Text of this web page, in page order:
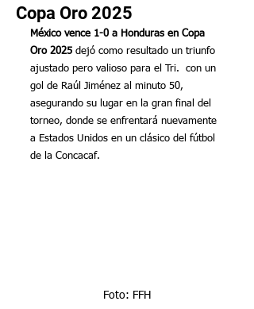
Copa Oro 2025
México vence 1-0 a Honduras en Copa
Oro 2025 dejó como resultado un triunfo
ajustado pero valioso para el Tri.  con un
gol de Raúl Jiménez al minuto 50,
asegurando su lugar en la gran final del
torneo, donde se enfrentará nuevamente
a Estados Unidos en un clásico del fútbol
de la Concacaf.
Foto: FFH